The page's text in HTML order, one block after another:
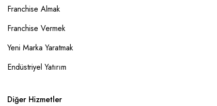
Franchise Almak
Franchise Vermek
Yeni Marka Yaratmak
Endüstriyel Yatırım
Diğer Hizmetler